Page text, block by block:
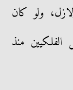
ولو كان
منذ